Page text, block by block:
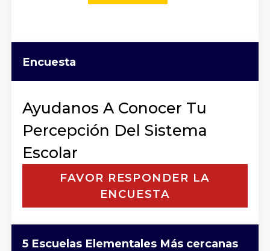
Encuesta
Ayudanos A Conocer Tu
Percepción Del Sistema
Escolar
FAVOR RESPONDER LA
ENCUESTA
5 Escuelas Elementales Más cercanas